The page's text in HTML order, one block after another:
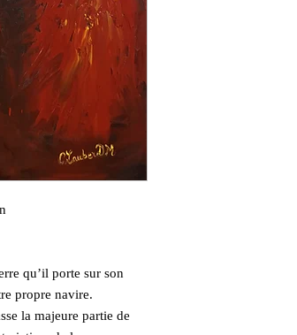
qu’il porte sur son
propre navire.
la majeure partie de